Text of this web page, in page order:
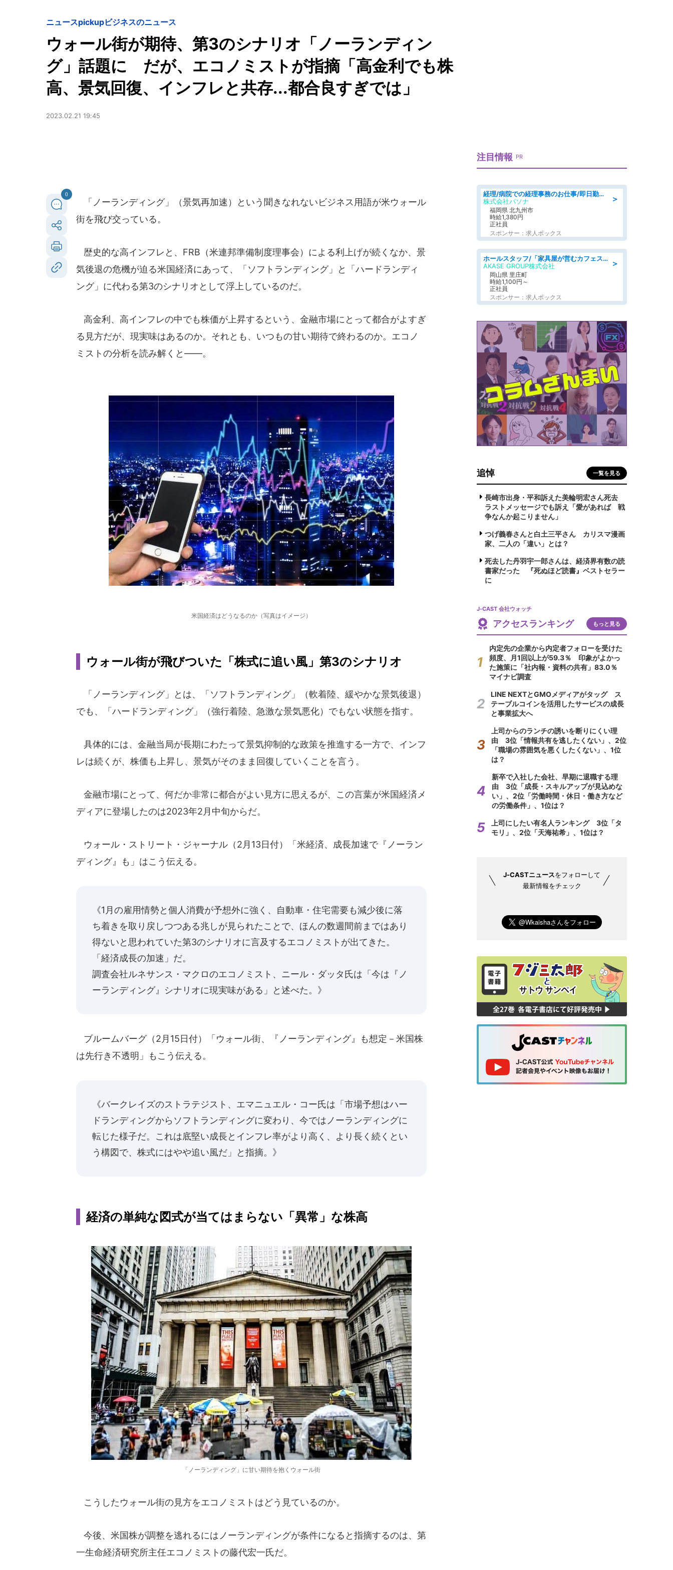
ニュースpickupビジネスのニュース
ウォール街が期待、第3のシナリオ「ノーランディン
グ」話題に だが、エコノミストが指摘「高金利でも株
高、景気回復、インフレと共存...都合良すぎでは」
2023.02.21 19:45
0
「ノーランディング」（景気再加速）という聞きなれないビジネス用語が米ウォール
街を飛び交っている。
歴史的な高インフレと、FRB（米連邦準備制度理事会）による利上げが続くなか、景
気後退の危機が迫る米国経済にあって、「ソフトランディング」と「ハードランディ
ング」に代わる第3のシナリオとして浮上しているのだ。
高金利、高インフレの中でも株価が上昇するという、金融市場にとって都合がよすぎ
る見方だが、現実味はあるのか。それとも、いつもの甘い期待で終わるのか。エコノ
ミストの分析を読み解くと――。
米国経済はどうなるのか（写真はイメージ）
ウォール街が飛びついた「株式に追い風」第3のシナリオ
「ノーランディング」とは、「ソフトランディング」（軟着陸、緩やかな景気後退）
でも、「ハードランディング」（強行着陸、急激な景気悪化）でもない状態を指す。
具体的には、金融当局が長期にわたって景気抑制的な政策を推進する一方で、インフ
レは続くが、株価も上昇し、景気がそのまま回復していくことを言う。
金融市場にとって、何だか非常に都合がよい見方に思えるが、この言葉が米国経済メ
ディアに登場したのは2023年2月中旬からだ。
ウォール・ストリート・ジャーナル（2月13日付）「米経済、成長加速で『ノーラン
ディング』も」はこう伝える。
《1月の雇用情勢と個人消費が予想外に強く、自動車・住宅需要も減少後に落
ち着きを取り戻しつつある兆しが見られたことで、ほんの数週間前まではあり
得ないと思われていた第3のシナリオに言及するエコノミストが出てきた。
「経済成長の加速」だ。
調査会社ルネサンス・マクロのエコノミスト、ニール・ダッタ氏は「今は『ノ
ーランディング』シナリオに現実味がある」と述べた。》
ブルームバーグ（2月15日付）「ウォール街、『ノーランディング』も想定－米国株
は先行き不透明」もこう伝える。
《バークレイズのストラテジスト、エマニュエル・コー氏は「市場予想はハー
ドランディングからソフトランディングに変わり、今ではノーランディングに
転じた様子だ。これは底堅い成長とインフレ率がより高く、より長く続くとい
う構図で、株式にはやや追い風だ」と指摘。》
経済の単純な図式が当てはまらない「異常」な株高
「ノーランディング」に甘い期待を抱くウォール街
こうしたウォール街の見方をエコノミストはどう見ているのか。
今後、米国株が調整を逃れるにはノーランディングが条件になると指摘するのは、第
一生命経済研究所主任エコノミストの藤代宏一氏だ。
注目情報 PR
＞
経理/病院での経理事務のお仕事/即日勤務可/車通勤可/経理/一般事務
株式会社パソナ
福岡県 北九州市
時給1,380円
正社員
スポンサー：求人ボックス
＞
ホールスタッフ/「家具屋が営むカフェスタッフ!」週2日～OK!嬉しいまかない付き/岡山県/浅口郡里庄町
AKASE GROUP株式会社
岡山県 里庄町
時給1,100円～
正社員
スポンサー：求人ボックス
追悼 一覧を見る
長崎市出身・平和訴えた美輪明宏さん死去
ラストメッセージでも訴え「愛があれば 戦
争なんか起こりません」
つげ義春さんと白土三平さん カリスマ漫画
家、二人の「違い」とは？
死去した丹羽宇一郎さんは、経済界有数の読
書家だった 『死ぬほど読書』ベストセラー
に
J-CAST 会社ウォッチ
アクセスランキング もっと見る
内定先の企業から内定者フォローを受けた
頻度、月1回以上が59.3％ 印象がよかっ
た施策に「社内報・資料の共有」83.0％
マイナビ調査
LINE NEXTとGMOメディアがタッグ ス
テーブルコインを活用したサービスの成長
と事業拡大へ
上司からのランチの誘いを断りにくい理
由 3位「情報共有を逃したくない」、2位
「職場の雰囲気を悪くしたくない」、1位
は？
新卒で入社した会社、早期に退職する理
由 3位「成長・スキルアップが見込めな
い」、2位「労働時間・休日・働き方など
の労働条件」、1位は？
上司にしたい有名人ランキング 3位「タ
モリ」、2位「天海祐希」、1位は？
J-CASTニュースをフォローして
最新情報をチェック